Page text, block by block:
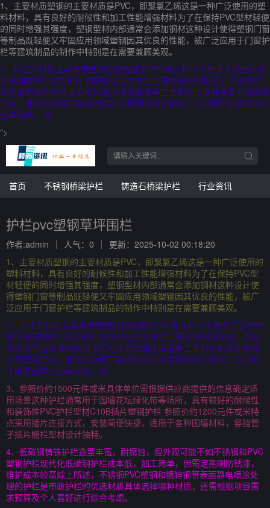
1、主要材质塑钢的主要材质是PVC，即聚氯乙烯这是一种广泛使用的塑
料材料，具有良好的耐候性和加工性能增强材料为了在保持PVC型材轻便
的同时增强其强度，塑钢型材内部通常会添加钢材这种设计使得塑钢门窗
等制品既轻便又牢固应用领域塑钢因其优良的性能，被广泛应用于门窗护
栏等建筑制品的制作中特别是在需要兼顾美观。
2、护栏的材质主要有铁艺热镀锌板塑钢PVC等几种以下是关于这些材质
的详细解释1 铁艺护栏 材质特点铁艺护栏主要由铁材料制成，具有坚固
耐用造型多样的特点它可以通过焊接锻造等工艺制作出各种美观的图案和
形状，非常适合用于装饰和防护应用场景铁艺护栏广泛应用于别墅庭院公
园等场所，既。
">
首页 不锈钢桥梁护栏 铸造石桥梁护栏 行业资讯
护栏pvc塑钢草坪围栏
作者:admin 人气：0
更新：2025-10-02 00:18:20
1、主要材质塑钢的主要材质是PVC，即聚氯乙烯这是一种广泛使用的
塑料材料，具有良好的耐候性和加工性能增强材料为了在保持PVC型
材轻便的同时增强其强度，塑钢型材内部通常会添加钢材这种设计使
得塑钢门窗等制品既轻便又牢固应用领域塑钢因其优良的性能，被广
泛应用于门窗护栏等建筑制品的制作中特别是在需要兼顾美观。
2、护栏的材质主要有铁艺热镀锌板塑钢PVC等几种以下是关于这些材
质的详细解释1 铁艺护栏 材质特点铁艺护栏主要由铁材料制成，具有
坚固耐用造型多样的特点它可以通过焊接锻造等工艺制作出各种美观
的图案和形状，非常适合用于装饰和防护应用场景铁艺护栏广泛应用
于别墅庭院公园等场所，既。
3、参照价约1500元件或米具体单位需根据供应商提供的信息确定适
用场景这种护栏通常用于围墙花坛绿化带等场所，具有较好的耐候性
和装饰性PVC护栏型材C10B插片塑钢护栏 参照价约1200元件或米特
点采用插片连接方式，安装简便快捷，适用于各种围墙材料，竖挡管
子插片栅栏型材设计独特。
4、低碳钢铸铁护栏造型丰富，耐腐蚀，但外观可能不如不锈钢和PVC
塑钢护栏现代化低碳钢护栏成本低，加工简单，但需定期刷防锈漆，
维护成本较高综上所述，不锈钢PVC塑钢和镀锌钢管表面静电喷涂处
理的护栏是市政护栏的优选材质具体选择哪种材质，还需根据项目需
求预算及个人喜好进行综合考虑。